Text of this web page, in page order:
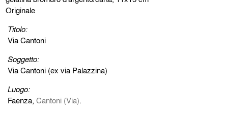
Originale
Titolo:
Via Cantoni
Soggetto:
Via Cantoni (ex via Palazzina)
Luogo:
Faenza,Cantoni (Via).